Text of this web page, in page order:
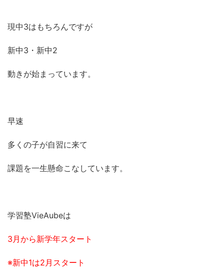
現中3はもちろんですが
新中3・新中2
動きが始まっています。
早速
多くの子が自習に来て
課題を一生懸命こなしています。
学習塾VieAubeは
3月から新学年スタート
※新中1は2月スタート